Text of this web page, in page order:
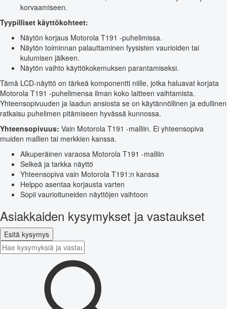
korvaamiseen.
Tyypilliset käyttökohteet:
Näytön korjaus Motorola T191 -puhelimissa.
Näytön toiminnan palauttaminen fyysisten vaurioiden tai
kulumisen jälkeen.
Näytön vaihto käyttökokemuksen parantamiseksi.
Tämä LCD-näyttö on tärkeä komponentti niille, jotka haluavat korjata
Motorola T191 -puhelimensa ilman koko laitteen vaihtamista.
Yhteensopivuuden ja laadun ansiosta se on käytännöllinen ja edullinen
ratkaisu puhelimen pitämiseen hyvässä kunnossa.
Yhteensopivuus: Vain Motorola T191 -malliin. Ei yhteensopiva
muiden mallien tai merkkien kanssa.
Alkuperäinen varaosa Motorola T191 -malliin
Selkeä ja tarkka näyttö
Yhteensopiva vain Motorola T191:n kanssa
Helppo asentaa korjausta varten
Sopii vaurioituneiden näyttöjen vaihtoon
Asiakkaiden kysymykset ja vastaukset
Esitä kysymys